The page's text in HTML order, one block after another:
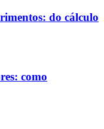
do cálculo
como